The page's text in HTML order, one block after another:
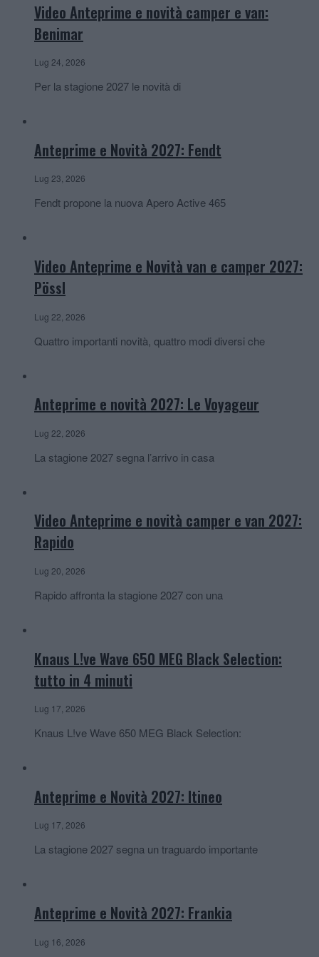
Video Anteprime e novità camper e van:
Benimar
Lug 24, 2026
Per la stagione 2027 le novità di
Anteprime e Novità 2027: Fendt
Lug 23, 2026
Fendt propone la nuova Apero Active 465
Video Anteprime e Novità van e camper 2027:
Pössl
Lug 22, 2026
Quattro importanti novità, quattro modi diversi che
Anteprime e novità 2027: Le Voyageur
Lug 22, 2026
La stagione 2027 segna l’arrivo in casa
Video Anteprime e novità camper e van 2027:
Rapido
Lug 20, 2026
Rapido affronta la stagione 2027 con una
Knaus L!ve Wave 650 MEG Black Selection:
tutto in 4 minuti
Lug 17, 2026
Knaus L!ve Wave 650 MEG Black Selection:
Anteprime e Novità 2027: Itineo
Lug 17, 2026
La stagione 2027 segna un traguardo importante
Anteprime e Novità 2027: Frankia
Lug 16, 2026